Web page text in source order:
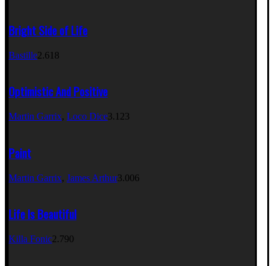
Bright Side of Life
Bastille2.618
Optimistic And Positive
Martin Garrix, Loco Dice3.123
Paint
Martin Garrix, James Arthur3.006
Life Is Beautiful
Killa Fonic2.790